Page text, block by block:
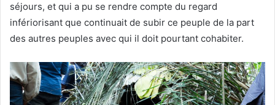
séjours, et qui a pu se rendre compte du regard
infériorisant que continuait de subir ce peuple de la part
des autres peuples avec qui il doit pourtant cohabiter.